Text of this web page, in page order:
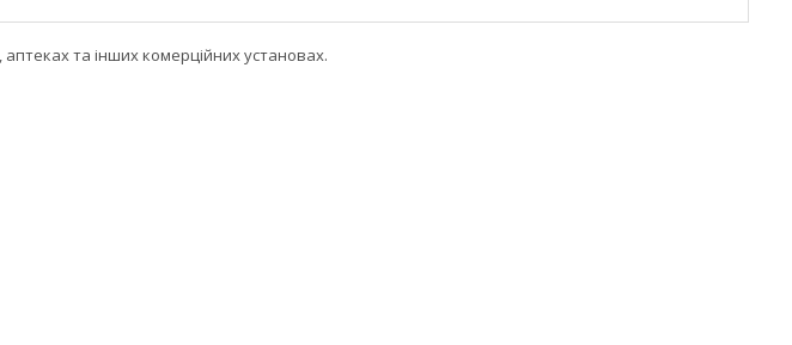
та інших комерційних установах.